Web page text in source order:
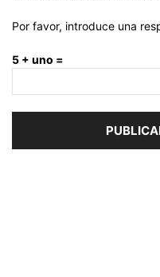
Por favor, introduce una
5 + uno =